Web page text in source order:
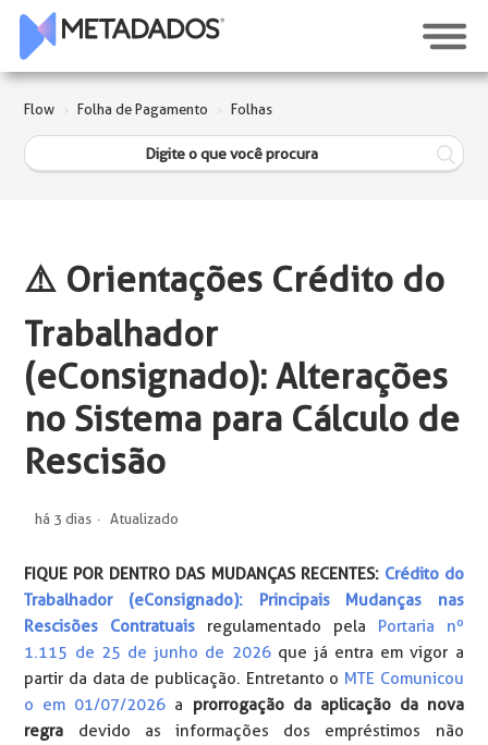
Flow Folha de Pagamento Folhas
⚠️ Orientações Crédito do
Trabalhador
(eConsignado): Alterações
no Sistema para Cálculo de
Rescisão
há 3 dias Atualizado
FIQUE POR DENTRO DAS MUDANÇAS RECENTES: Crédito do
Trabalhador (eConsignado): Principais Mudanças nas
Rescisões Contratuais regulamentado pela Portaria nº
1.115 de 25 de junho de 2026que já entra em vigor a
partir da data de publicação. Entretanto o MTE Comunicou
o em 01/07/2026 a prorrogação da aplicação da nova
regra devido as informações dos empréstimos não